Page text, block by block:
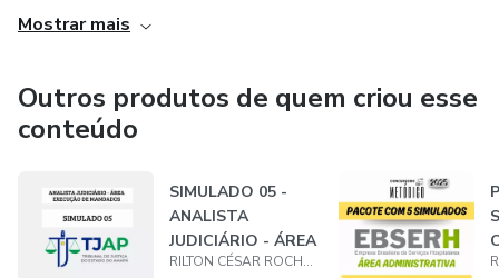
Mostrar mais
Outros produtos de quem criou esse
conteúdo
SIMULADO 05 -
ANALISTA
JUDICIÁRIO - ÁREA
EXECUÇÃO DE
RILTON CÉSAR ROCHA MONTORIL